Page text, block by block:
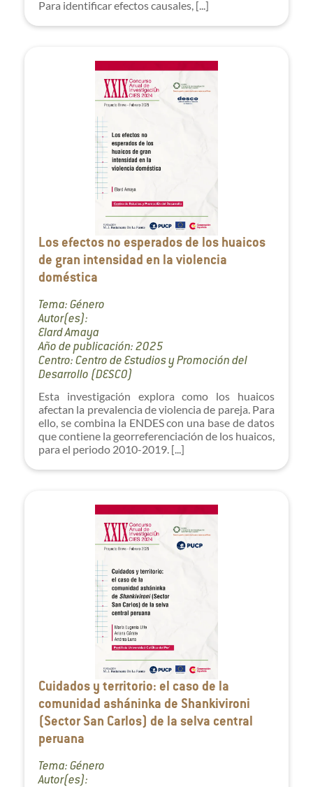
Para identificar efectos causales, [...]
Los efectos no esperados de los huaicos
de gran intensidad en la violencia
doméstica
Tema: Género
Autor(es):
Elard Amaya
Año de publicación: 2025
Centro: Centro de Estudios y Promoción del
Desarrollo (DESCO)
Esta investigación explora como los huaicos
afectan la prevalencia de violencia de pareja. Para
ello, se combina la ENDES con una base de datos
que contiene la georreferenciación de los huaicos,
para el periodo 2010-2019. [...]
Cuidados y territorio: el caso de la
comunidad asháninka de Shankivironi
(Sector San Carlos) de la selva central
peruana
Tema: Género
Autor(es):